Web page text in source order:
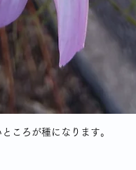
ころが種になります。